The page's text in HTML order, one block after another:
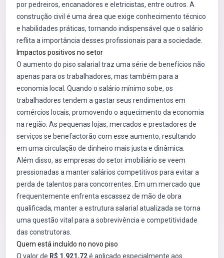
por pedreiros, encanadores e eletricistas, entre outros. A
construção civil é uma área que exige conhecimento técnico
e habilidades práticas, tornando indispensável que o salário
reflita a importância desses profissionais para a sociedade.
Impactos positivos no setor
O aumento do piso salarial traz uma série de benefícios não
apenas para os trabalhadores, mas também para a
economia local. Quando o salário mínimo sobe, os
trabalhadores tendem a gastar seus rendimentos em
comércios locais, promovendo o aquecimento da economia
na região. As pequenas lojas, mercados e prestadores de
serviços se benefactorão com esse aumento, resultando
em uma circulação de dinheiro mais justa e dinâmica.
Além disso, as empresas do setor imobiliário se veem
pressionadas a manter salários competitivos para evitar a
perda de talentos para concorrentes. Em um mercado que
frequentemente enfrenta escassez de mão de obra
qualificada, manter a estrutura salarial atualizada se torna
uma questão vital para a sobrevivência e competitividade
das construtoras.
Quem está incluído no novo piso
O valor de R$ 1.921,72é aplicado especialmente aos